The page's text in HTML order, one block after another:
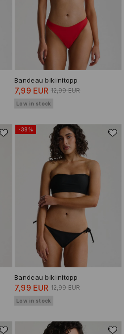
Bandeau bikiinitopp
7,99 EUR 12,99 EUR
Low in stock
-38%
Bandeau bikiinitopp
7,99 EUR 12,99 EUR
Low in stock